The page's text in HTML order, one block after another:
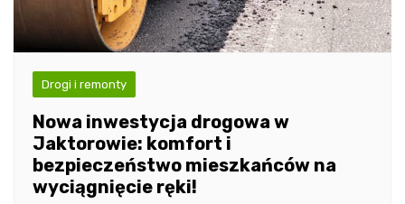
Drogi i remonty
Nowa inwestycja drogowa w
Jaktorowie: komfort i
bezpieczeństwo mieszkańców na
wyciągnięcie ręki!